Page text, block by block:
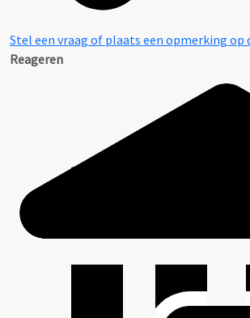
Stel een vraag of plaats een opmerking op
Reageren